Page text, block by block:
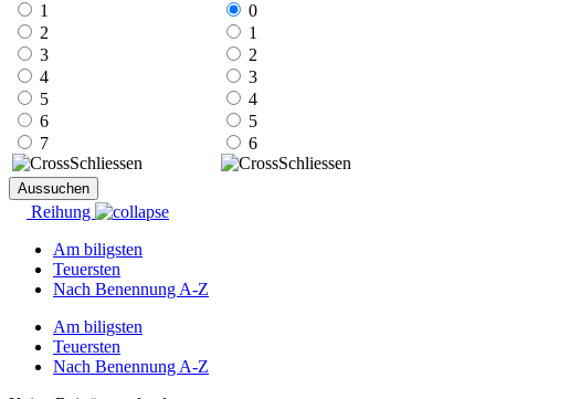
1
2
3
4
5
6
7
Schliessen
0
1
2
3
4
5
6
Schliessen
Aussuchen
Reihung
Am biligsten
Teuersten
Nach Benennung A-Z
Am biligsten
Teuersten
Nach Benennung A-Z